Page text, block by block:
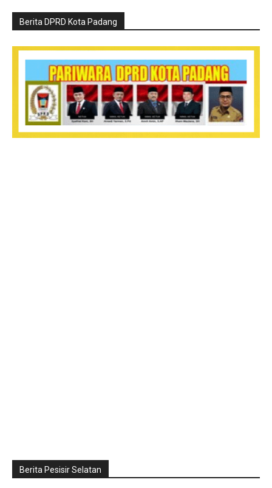
Berita DPRD Kota Padang
Berita Pesisir Selatan